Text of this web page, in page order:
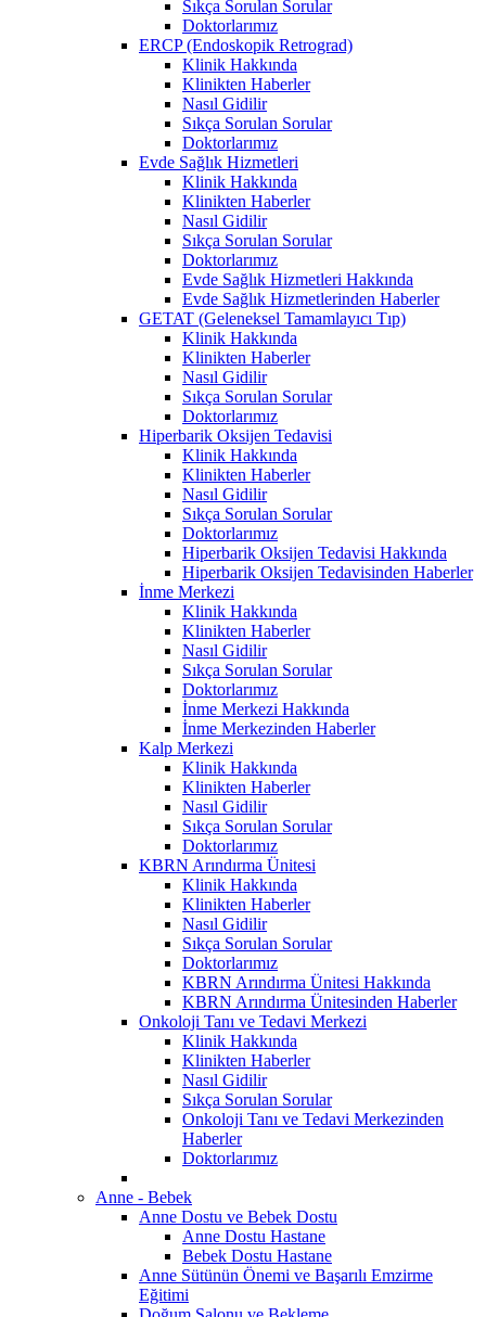
Sıkça Sorulan Sorular
Doktorlarımız
ERCP (Endoskopik Retrograd)
Klinik Hakkında
Klinikten Haberler
Nasıl Gidilir
Sıkça Sorulan Sorular
Doktorlarımız
Evde Sağlık Hizmetleri
Klinik Hakkında
Klinikten Haberler
Nasıl Gidilir
Sıkça Sorulan Sorular
Doktorlarımız
Evde Sağlık Hizmetleri Hakkında
Evde Sağlık Hizmetlerinden Haberler
GETAT (Geleneksel Tamamlayıcı Tıp)
Klinik Hakkında
Klinikten Haberler
Nasıl Gidilir
Sıkça Sorulan Sorular
Doktorlarımız
Hiperbarik Oksijen Tedavisi
Klinik Hakkında
Klinikten Haberler
Nasıl Gidilir
Sıkça Sorulan Sorular
Doktorlarımız
Hiperbarik Oksijen Tedavisi Hakkında
Hiperbarik Oksijen Tedavisinden Haberler
İnme Merkezi
Klinik Hakkında
Klinikten Haberler
Nasıl Gidilir
Sıkça Sorulan Sorular
Doktorlarımız
İnme Merkezi Hakkında
İnme Merkezinden Haberler
Kalp Merkezi
Klinik Hakkında
Klinikten Haberler
Nasıl Gidilir
Sıkça Sorulan Sorular
Doktorlarımız
KBRN Arındırma Ünitesi
Klinik Hakkında
Klinikten Haberler
Nasıl Gidilir
Sıkça Sorulan Sorular
Doktorlarımız
KBRN Arındırma Ünitesi Hakkında
KBRN Arındırma Ünitesinden Haberler
Onkoloji Tanı ve Tedavi Merkezi
Klinik Hakkında
Klinikten Haberler
Nasıl Gidilir
Sıkça Sorulan Sorular
Onkoloji Tanı ve Tedavi Merkezinden
Haberler
Doktorlarımız
Anne - Bebek
Anne Dostu ve Bebek Dostu
Anne Dostu Hastane
Bebek Dostu Hastane
Anne Sütünün Önemi ve Başarılı Emzirme
Eğitimi